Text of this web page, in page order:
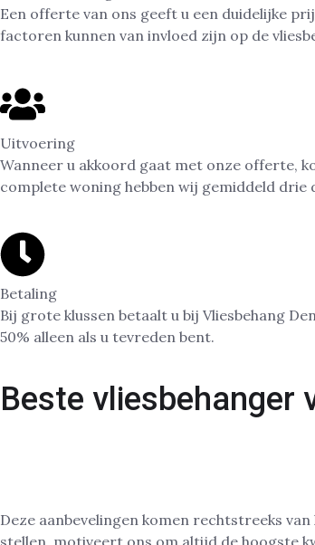
Een offerte van ons geeft u een duidelijke
factoren kunnen van invloed zijn op de
Uitvoering
Wanneer u akkoord gaat met onze offerte,
complete woning hebben wij gemiddeld drie
Betaling
Bij grote klussen betaalt u bij Vliesbehang
50% alleen als u tevreden bent.
Beste vliesbehanger
Deze aanbevelingen komen rechtstreeks